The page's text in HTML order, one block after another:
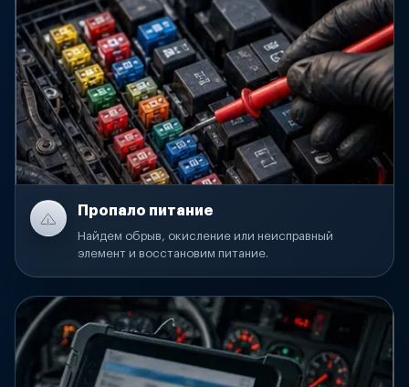
Пропало питание
Найдем обрыв, окисление или неисправный
элемент и восстановим питание.